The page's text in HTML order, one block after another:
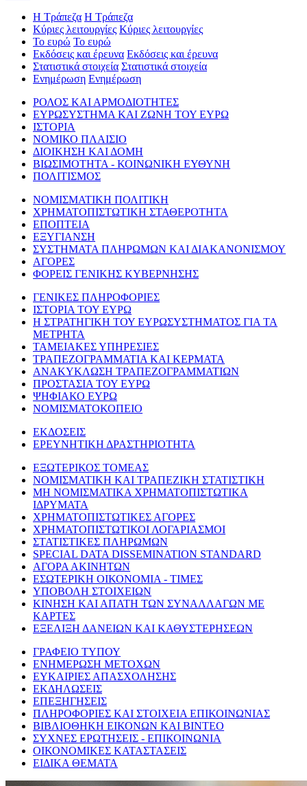
Η Τράπεζα Η Τράπεζα
Κύριες λειτουργίες Κύριες λειτουργίες
Το ευρώ Το ευρώ
Εκδόσεις και έρευνα Εκδόσεις και έρευνα
Στατιστικά στοιχεία Στατιστικά στοιχεία
Ενημέρωση Ενημέρωση
ΡΟΛΟΣ ΚΑΙ ΑΡΜΟΔΙΟΤΗΤΕΣ
ΕΥΡΩΣΥΣΤΗΜΑ ΚΑΙ ΖΩΝΗ ΤΟΥ ΕΥΡΩ
ΙΣΤΟΡΙΑ
ΝΟΜΙΚΟ ΠΛΑΙΣΙΟ
ΔΙΟΙΚΗΣΗ ΚΑΙ ΔΟΜΗ
ΒΙΩΣΙΜΟΤΗΤΑ - ΚΟΙΝΩΝΙΚΗ ΕΥΘΥΝΗ
ΠΟΛΙΤΙΣΜΟΣ
ΝΟΜΙΣΜΑΤΙΚΗ ΠΟΛΙΤΙΚΗ
ΧΡΗΜΑΤΟΠΙΣΤΩΤΙΚΗ ΣΤΑΘΕΡΟΤΗΤΑ
ΕΠΟΠΤΕΙΑ
ΕΞΥΓΙΑΝΣΗ
ΣΥΣΤΗΜΑΤΑ ΠΛΗΡΩΜΩΝ ΚΑΙ ΔΙΑΚΑΝΟΝΙΣΜΟΥ
ΑΓΟΡΕΣ
ΦΟΡΕΙΣ ΓΕΝΙΚΗΣ ΚΥΒΕΡΝΗΣΗΣ
ΓΕΝΙΚΕΣ ΠΛΗΡΟΦΟΡΙΕΣ
ΙΣΤΟΡΙΑ ΤΟΥ ΕΥΡΩ
Η ΣΤΡΑΤΗΓΙΚΗ ΤΟΥ ΕΥΡΩΣΥΣΤΗΜΑΤΟΣ ΓΙΑ ΤΑ
ΜΕΤΡΗΤΑ
ΤΑΜΕΙΑΚΕΣ ΥΠΗΡΕΣΙΕΣ
ΤΡΑΠΕΖΟΓΡΑΜΜΑΤΙΑ ΚΑΙ ΚΕΡΜΑΤΑ
ΑΝΑΚΥΚΛΩΣΗ ΤΡΑΠΕΖΟΓΡΑΜΜΑΤΙΩΝ
ΠΡΟΣΤΑΣΙΑ ΤΟΥ ΕΥΡΩ
ΨΗΦΙΑΚΟ ΕΥΡΩ
ΝΟΜΙΣΜΑΤΟΚΟΠΕΙΟ
ΕΚΔΟΣΕΙΣ
ΕΡΕΥΝΗΤΙΚΗ ΔΡΑΣΤΗΡΙΟΤΗΤΑ
ΕΞΩΤΕΡΙΚΟΣ ΤΟΜΕΑΣ
ΝΟΜΙΣΜΑΤΙΚΗ ΚΑΙ ΤΡΑΠΕΖΙΚΗ ΣΤΑΤΙΣΤΙΚΗ
ΜΗ ΝΟΜΙΣΜΑΤΙΚΑ ΧΡΗΜΑΤΟΠΙΣΤΩΤΙΚΑ
ΙΔΡΥΜΑΤΑ
ΧΡΗΜΑΤΟΠΙΣΤΩΤΙΚΕΣ ΑΓΟΡΕΣ
ΧΡΗΜΑΤΟΠΙΣΤΩΤΙΚΟΙ ΛΟΓΑΡΙΑΣΜΟΙ
ΣΤΑΤΙΣΤΙΚΕΣ ΠΛΗΡΩΜΩΝ
SPECIAL DATA DISSEMINATION STANDARD
ΑΓΟΡΑ ΑΚΙΝΗΤΩΝ
ΕΣΩΤΕΡΙΚΗ ΟΙΚΟΝΟΜΙΑ - ΤΙΜΕΣ
ΥΠΟΒΟΛΗ ΣΤΟΙΧΕΙΩΝ
ΚΙΝΗΣΗ ΚΑΙ ΑΠΑΤΗ ΤΩΝ ΣΥΝΑΛΛΑΓΩΝ ΜΕ
ΚΑΡΤΕΣ
ΕΞΕΛΙΞΗ ΔΑΝΕΙΩΝ ΚΑΙ ΚΑΘΥΣΤΕΡΗΣΕΩΝ
ΓΡΑΦΕΙΟ ΤΥΠΟΥ
ΕΝΗΜΕΡΩΣΗ ΜΕΤΟΧΩΝ
ΕΥΚΑΙΡΙΕΣ ΑΠΑΣΧΟΛΗΣΗΣ
ΕΚΔΗΛΩΣΕΙΣ
ΕΠΕΞΗΓΗΣΕΙΣ
ΠΛΗΡΟΦΟΡΙΕΣ ΚΑΙ ΣΤΟΙΧΕΙΑ ΕΠΙΚΟΙΝΩΝΙΑΣ
ΒΙΒΛΙΟΘΗΚΗ ΕΙΚΟΝΩΝ ΚΑΙ ΒΙΝΤΕΟ
ΣΥΧΝΕΣ ΕΡΩΤΗΣΕΙΣ - ΕΠΙΚΟΙΝΩΝΙΑ
ΟΙΚΟΝΟΜΙΚΕΣ ΚΑΤΑΣΤΑΣΕΙΣ
ΕΙΔΙΚΑ ΘΕΜΑΤΑ